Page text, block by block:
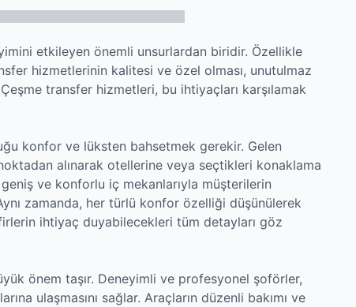
etkileyen önemli unsurlardan biridir. Özellikle
hizmetlerinin kalitesi ve özel olması, unutulmaz
transfer hizmetleri, bu ihtiyaçları karşılamak
konfor ve lüksten bahsetmek gerekir. Gelen
alınarak otellerine veya seçtikleri konaklama
ve konforlu iç mekanlarıyla müşterilerin
zamanda, her türlü konfor özelliği düşünülerek
ihtiyaç duyabilecekleri tüm detayları göz
önem taşır. Deneyimli ve profesyonel şoförler,
ulaşmasını sağlar. Araçların düzenli bakımı ve